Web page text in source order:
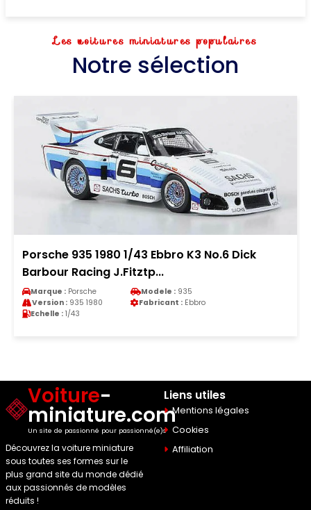
Les voitures miniatures populaires
Notre sélection
Porsche 935 1980 1/43 Ebbro K3 No.6 Dick
Barbour Racing J.Fitztp...
Marque : Porsche Modele : 935
Version : 935 1980 Fabricant : Ebbro
Echelle : 1/43
Voiture-
miniature.com
Un site de passionné pour passionné(e)s
Découvrez la voiture miniature
sous toutes ses formes sur le
plus grand site du monde dédié
aux passionnés de modèles
réduits !
Liens utiles
Mentions légales
Cookies
Affiliation